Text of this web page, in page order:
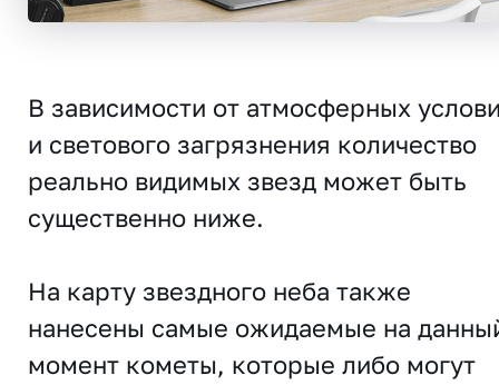
В зависимости от атмосферных
и светового загрязнения количество
реально видимых звезд может быть
существенно ниже.
На карту звездного неба также
нанесены самые ожидаемые на
момент кометы, которые либо могут